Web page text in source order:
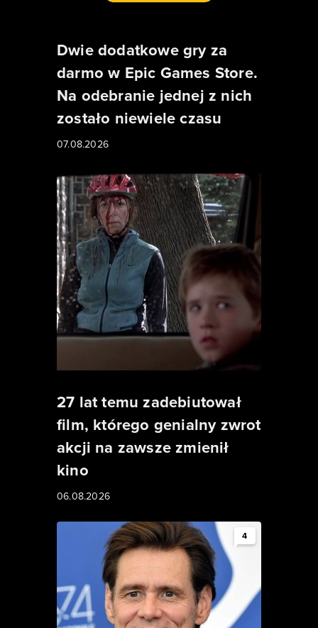
Dwie dodatkowe gry za
darmo w Epic Games Store.
Na odebranie jednej z nich
zostało niewiele czasu
07.08.2026
27 lat temu zadebiutował
film, którego genialny zwrot
akcji na zawsze zmienił
kino
06.08.2026
4